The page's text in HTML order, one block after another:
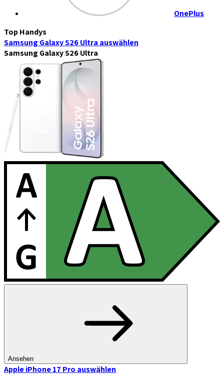
OnePlus
Top Handys
Samsung Galaxy S26 Ultra auswählen
Samsung Galaxy S26 Ultra
Ansehen
Apple iPhone 17 Pro auswählen